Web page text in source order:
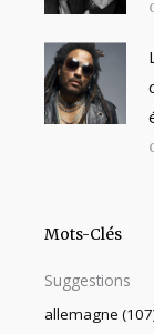
Mots-Clés
Suggestions
allemagne